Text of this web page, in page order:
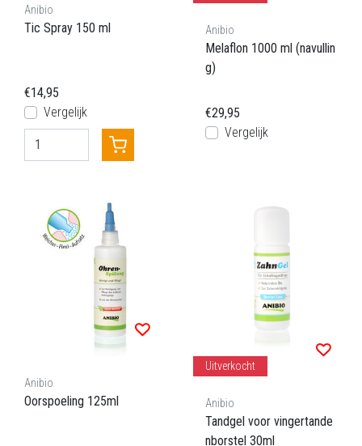
Anibio
Tic Spray 150 ml
€14,95
Vergelijk
Anibio
Melaflon 1000 ml (navullin
g)
€29,95
Vergelijk
Anibio
Oorspoeling 125ml
Uitverkocht
Anibio
Tandgel voor vingertande
nborstel 30ml